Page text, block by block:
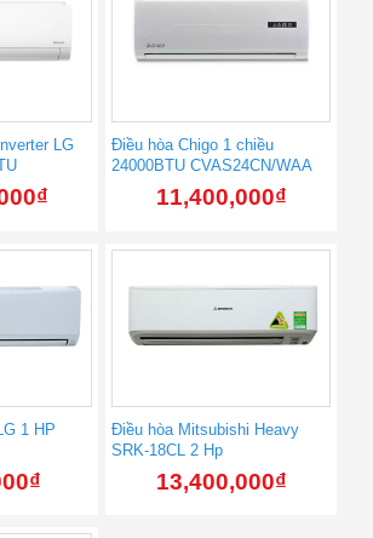
LG
₫
Điều hòa Chigo 1 chiều
24000BTU CVAS24CN/WAA
11,400,000₫
1 HP
₫
Điều hòa Mitsubishi Heavy
SRK-18CL 2 Hp
13,400,000₫